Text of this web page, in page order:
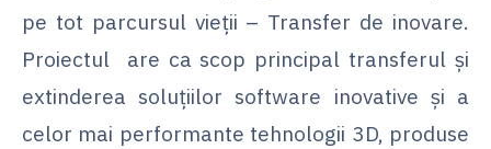
pe tot parcursul vieții – Transfer de inovare.
Proiectul are ca scop principal transferul și
extinderea soluțiilor software inovative și a
celor mai performante tehnologii 3D, produse